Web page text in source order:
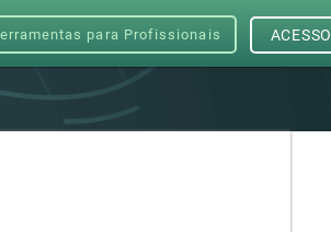
para Profissionais ACESSO